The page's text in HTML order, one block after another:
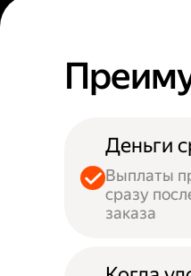
Деньги
Выплаты
сразу
заказа